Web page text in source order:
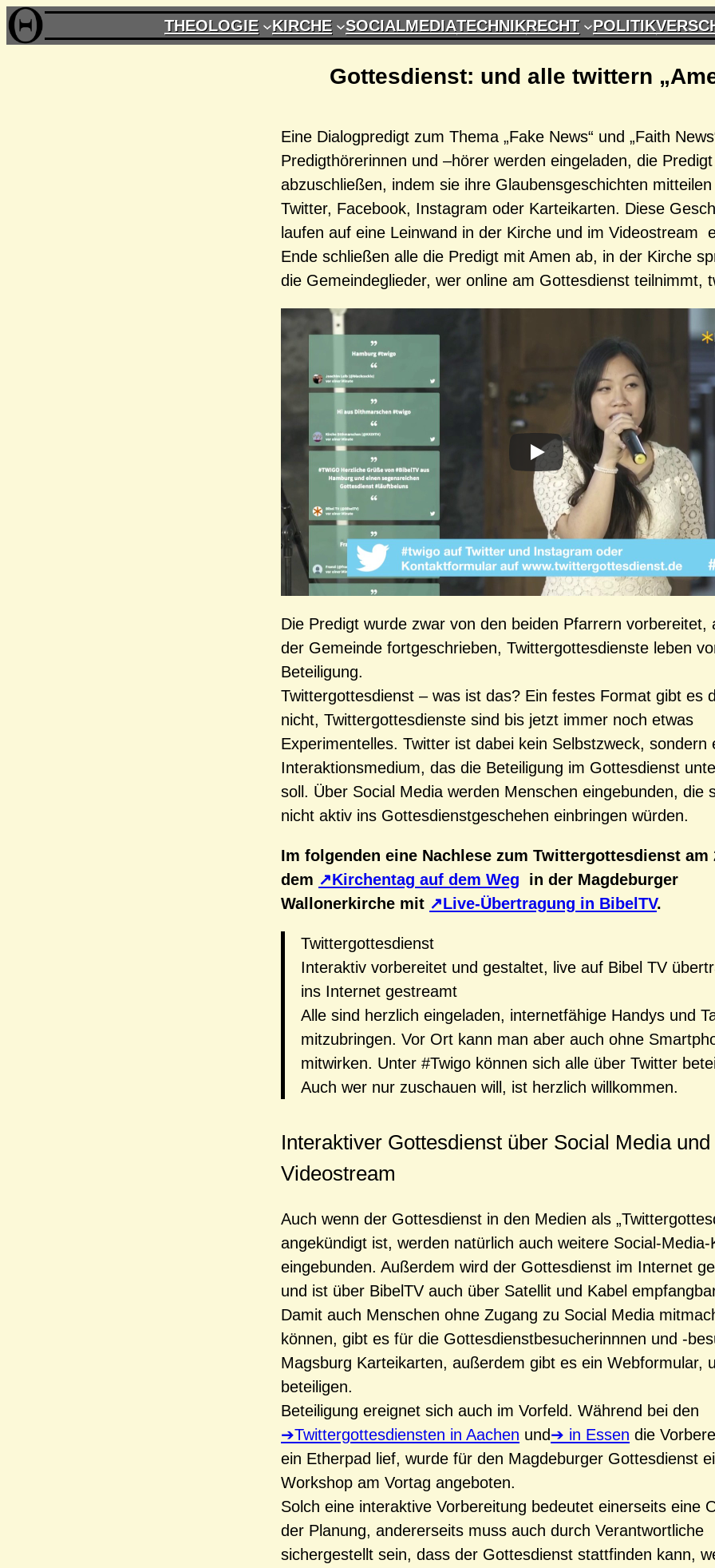
Zum
Inhalt
THEOLOGIE KIRCHE SOCIALMEDIATECHNIKRECHT POLITIK
Gottesdienst: und alle twittern
Eine Dialogpredigt zum Thema „Fake News“ und „Faith
Predigthörerinnen und –hörer werden eingeladen, die Predigt
abzuschließen, indem sie ihre Glaubensgeschichten
Twitter, Facebook, Instagram oder Karteikarten. Diese
laufen auf eine Leinwand in der Kirche und im Videostream
Ende schließen alle die Predigt mit Amen ab, in der Kirche
die Gemeindeglieder, wer online am Gottesdienst teilnimmt,
Die Predigt wurde zwar von den beiden Pfarrern vorbereitet,
der Gemeinde fortgeschrieben, Twittergottesdienste leben
Beteiligung.
Twittergottesdienst – was ist das? Ein festes Format gibt es
nicht, Twittergottesdienste sind bis jetzt immer noch etwas
Experimentelles. Twitter ist dabei kein Selbstzweck, sondern
Interaktionsmedium, das die Beteiligung im Gottesdienst
soll. Über Social Media werden Menschen eingebunden, die
nicht aktiv ins Gottesdienstgeschehen einbringen würden.
Im folgenden eine Nachlese zum Twittergottesdienst am
dem
Kirchentag auf dem Weg in der Magdeburger
Wallonerkirche mit
Live-Übertragung in BibelTV.
Twittergottesdienst
Interaktiv vorbereitet und gestaltet, live auf Bibel TV
ins Internet gestreamt
Alle sind herzlich eingeladen, internetfähige Handys und
mitzubringen. Vor Ort kann man aber auch ohne
mitwirken. Unter #Twigo können sich alle über Twitter
Auch wer nur zuschauen will, ist herzlich willkommen.
Interaktiver Gottesdienst über Social Media und
Videostream
Auch wenn der Gottesdienst in den Medien als
angekündigt ist, werden natürlich auch weitere Social-Media-
eingebunden. Außerdem wird der Gottesdienst im Internet
und ist über BibelTV auch über Satellit und Kabel
Damit auch Menschen ohne Zugang zu Social Media
können, gibt es für die Gottesdienstbesucherinnnen und -
Magsburg Karteikarten, außerdem gibt es ein Webformular,
beteiligen.
Beteiligung ereignet sich auch im Vorfeld. Während bei den
Twittergottesdiensten in Aachen und in Essen die
ein Etherpad lief, wurde für den Magdeburger Gottesdienst
Workshop am Vortag angeboten.
Solch eine interaktive Vorbereitung bedeutet einerseits eine
der Planung, andererseits muss auch durch Verantwortliche
sichergestellt sein, dass der Gottesdienst stattfinden kann,